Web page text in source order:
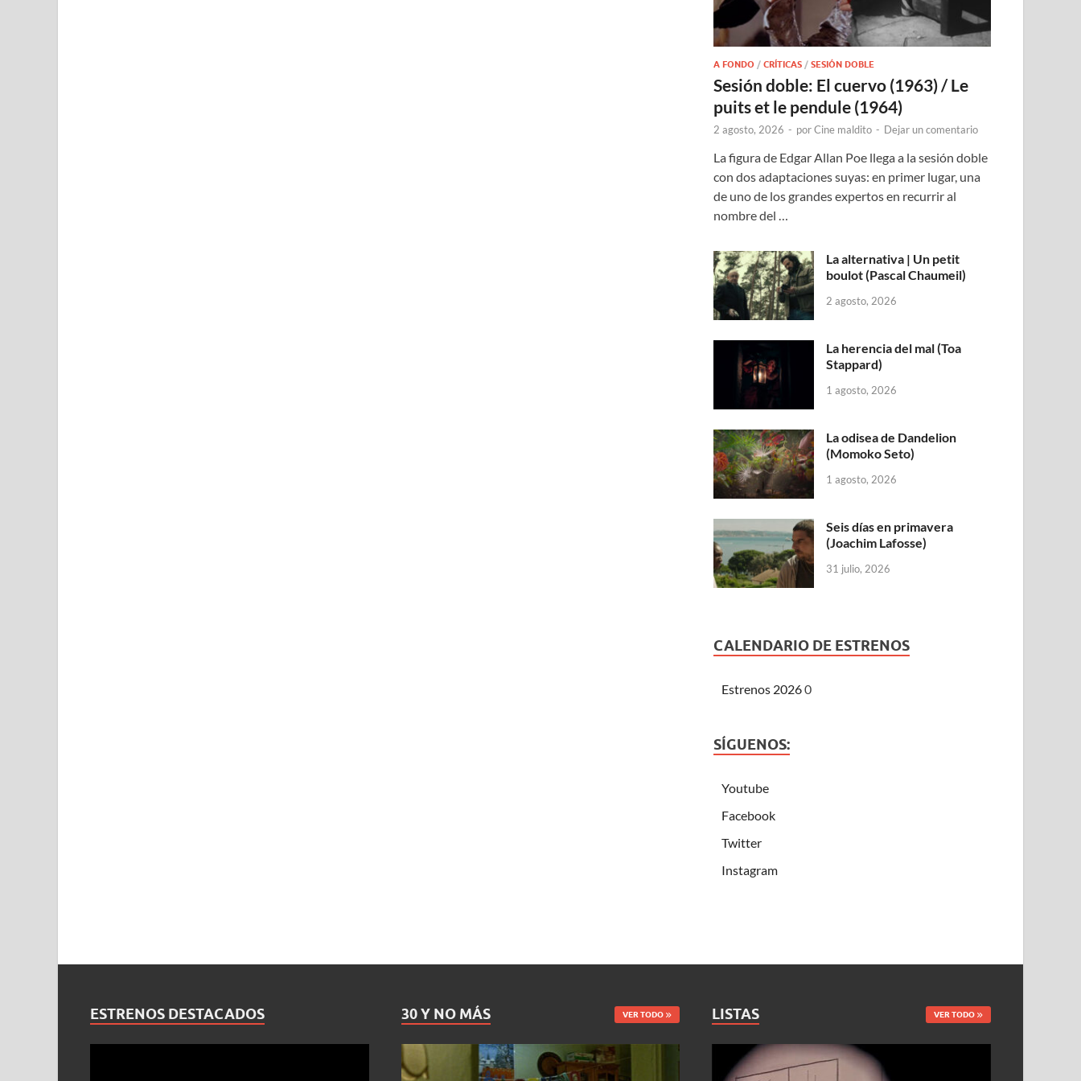
A FONDO /CRÍTICAS /SESIÓN DOBLE
Sesión doble: El cuervo (1963) / Le
puits et le pendule (1964)
2 agosto, 2026 - porCine maldito - Dejar un comentario
La figura de Edgar Allan Poe llega a la sesión doble
con dos adaptaciones suyas: en primer lugar, una
de uno de los grandes expertos en recurrir al
nombre del …
La alternativa | Un petit
boulot (Pascal Chaumeil)
2 agosto, 2026
La herencia del mal (Toa
Stappard)
1 agosto, 2026
La odisea de Dandelion
(Momoko Seto)
1 agosto, 2026
Seis días en primavera
(Joachim Lafosse)
31 julio, 2026
CALENDARIO DE ESTRENOS
Estrenos 20260
SÍGUENOS:
Youtube
Facebook
Twitter
Instagram
ESTRENOS DESTACADOS 30 Y NO MÁS VER TODO LISTAS VER TODO